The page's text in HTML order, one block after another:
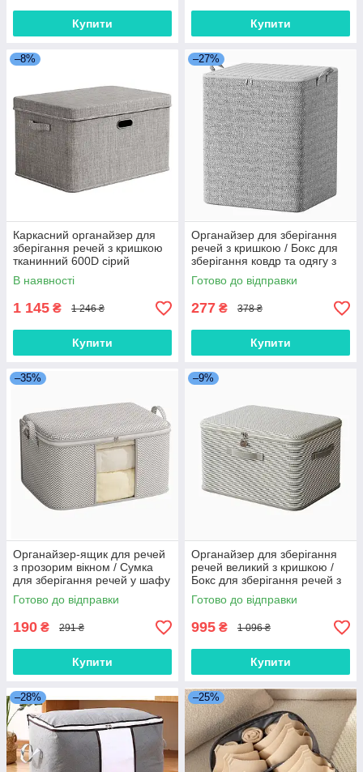
Купити Купити
–8%
Каркасний органайзер для
зберігання речей з кришкою
тканинний 600D сірий
В наявності
1 145 ₴ 1 246 ₴
Купити
–27%
Органайзер для зберігання
речей з кришкою / Бокс для
зберігання ковдр та одягу з
ручками 110L
Готово до відправки
277 ₴ 378 ₴
Купити
–35%
Органайзер-ящик для речей
з прозорим вікном / Сумка
для зберігання речей у шафу
Сіра 55*35*25
Готово до відправки
190 ₴ 291 ₴
Купити
–9%
Органайзер для зберігання
речей великий з кришкою /
Бокс для зберігання речей з
кришкою на блискавці 52л
Готово до відправки
995 ₴ 1 096 ₴
Купити
–28% –25%